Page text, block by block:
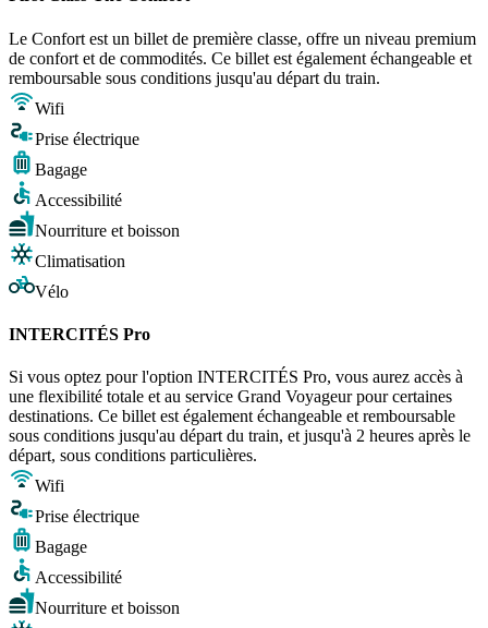
Le Confort est un billet de première classe, offre un niveau premium
de confort et de commodités. Ce billet est également échangeable et
remboursable sous conditions jusqu'au départ du train.
Wifi
Prise électrique
Bagage
Accessibilité
Nourriture et boisson
Climatisation
Vélo
INTERCITÉS Pro
Si vous optez pour l'option INTERCITÉS Pro, vous aurez accès à
une flexibilité totale et au service Grand Voyageur pour certaines
destinations. Ce billet est également échangeable et remboursable
sous conditions jusqu'au départ du train, et jusqu'à 2 heures après le
départ, sous conditions particulières.
Wifi
Prise électrique
Bagage
Accessibilité
Nourriture et boisson